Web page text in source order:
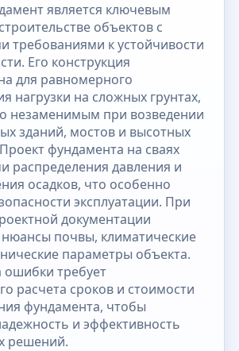
является ключевым
объектов с
к устойчивости
Его конструкция
для равномерного
нагрузки на сложных грунтах,
незаменимым при возведении
зданий, мостов и высотных
фундамента на сваях
распределения давления и
осадков, что особенно
эксплуатации. При
документации
почвы, климатические
параметры объекта.
ошибки требует
расчета сроков и стоимости
фундамента, чтобы
и эффективность
решений.